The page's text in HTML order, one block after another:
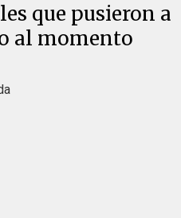
que pusieron a
al momento